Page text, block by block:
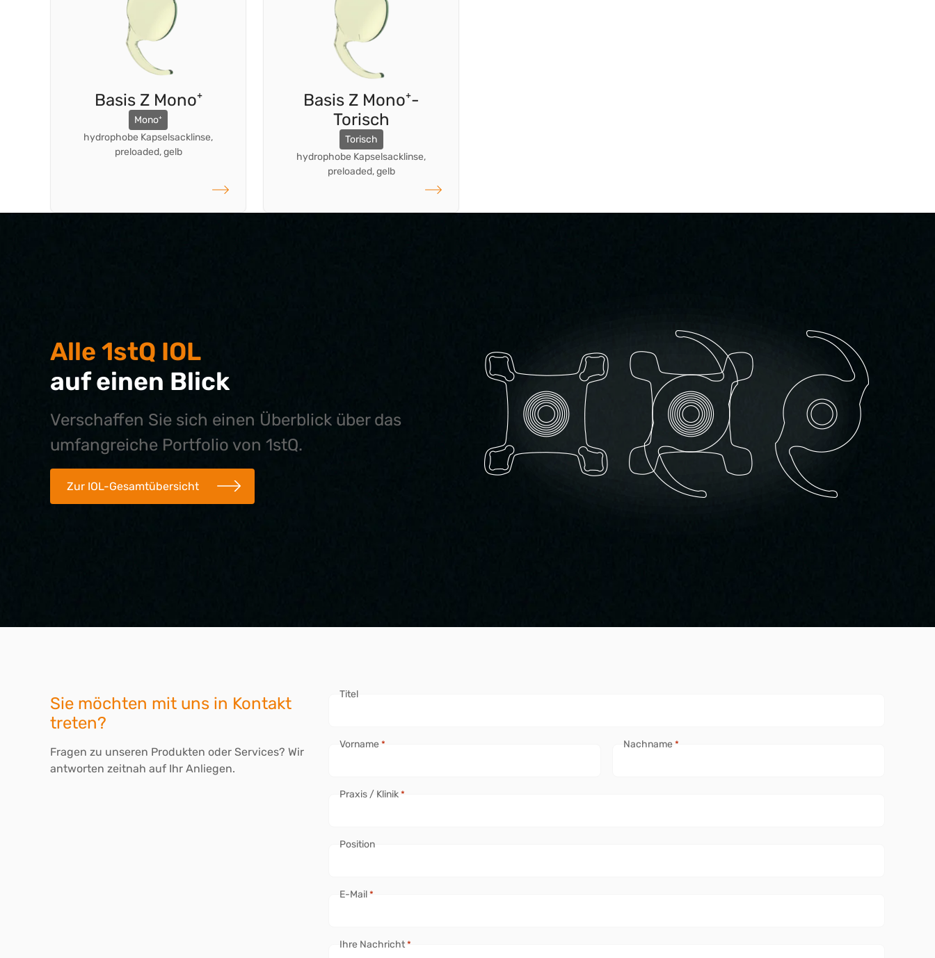
Basis Z Mono⁺
Mono⁺
hydrophobe Kapselsacklinse,
preloaded, gelb
weiterlesen
Basis Z Mono⁺-
Torisch
Torisch
hydrophobe Kapselsacklinse,
preloaded, gelb
weiterlesen
Alle 1stQ IOL
auf einen Blick
Verschaffen Sie sich einen Überblick über das
umfangreiche Portfolio von 1stQ.
Zur IOL-Gesamtübersicht
Sie möchten mit uns in Kontakt
treten?
Fragen zu unseren Produkten oder Services? Wir
antworten zeitnah auf Ihr Anliegen.
Titel
Vorname * Nachname *
Praxis / Klinik *
Position
E-Mail *
Ihre Nachricht *